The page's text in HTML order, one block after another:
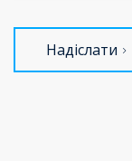
Надіслати